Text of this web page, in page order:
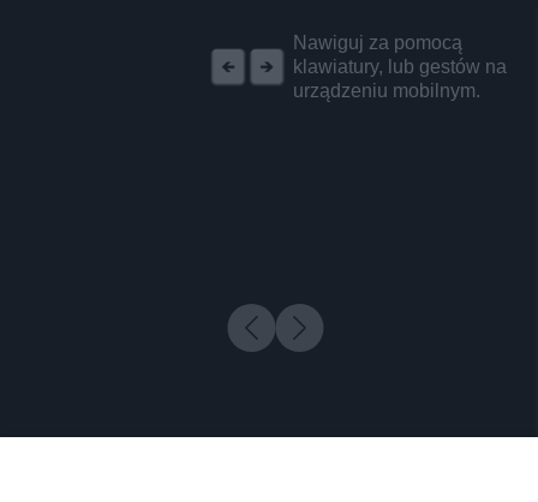
Nawiguj za pomocą
klawiatury, lub gestów na
urządzeniu mobilnym.